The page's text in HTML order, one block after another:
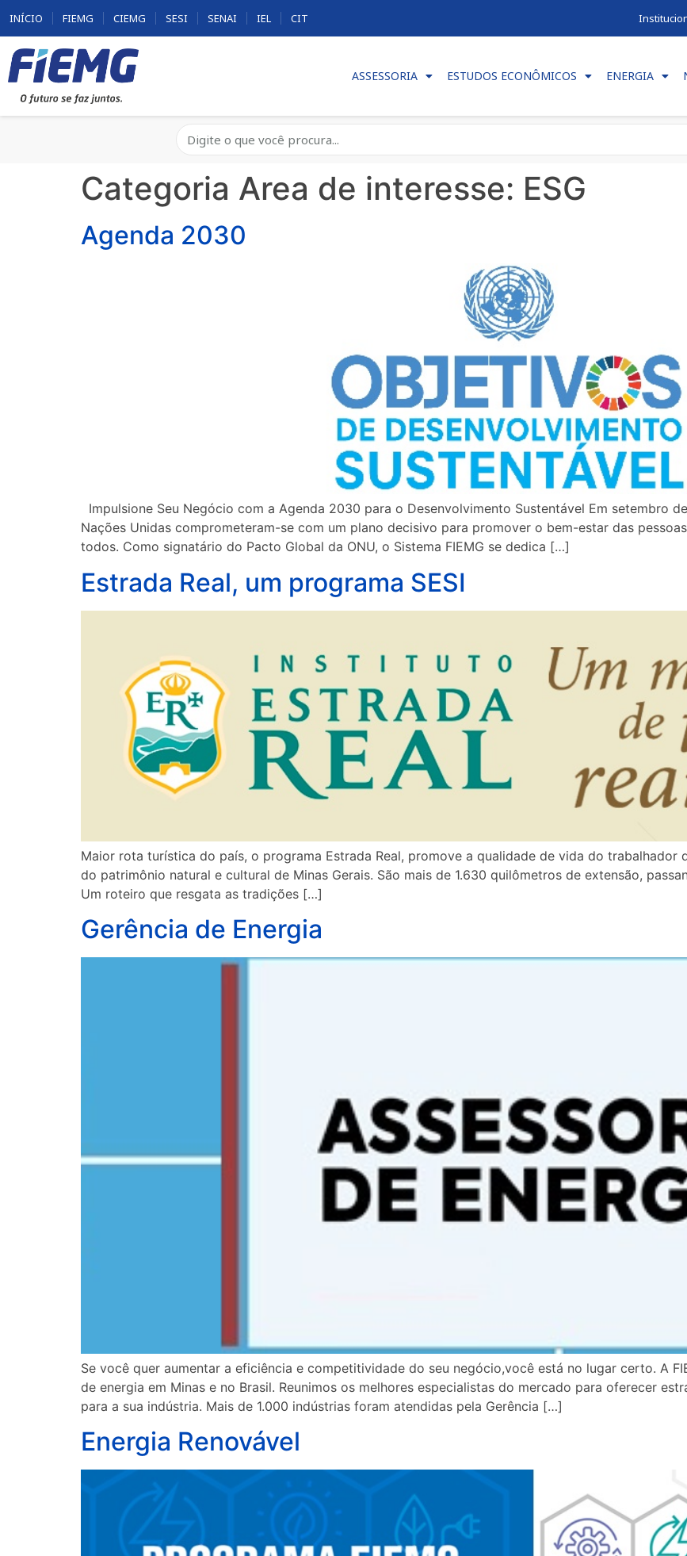
INÍCIO FIEMG CIEMG SESI SENAI IEL CIT
ASSESSORIA ESTUDOS ECONÔMICOS ENERGIA
Categoria Area de interesse: ESG
Agenda 2030
Impulsione Seu Negócio com a Agenda 2030 para o Desenvolvimento Sustentável Em setembro
Nações Unidas comprometeram-se com um plano decisivo para promover o bem-estar das
todos. Como signatário do Pacto Global da ONU, o Sistema FIEMG se dedica […]
Estrada Real, um programa SESI
Maior rota turística do país, o programa Estrada Real, promove a qualidade de vida do
do patrimônio natural e cultural de Minas Gerais. São mais de 1.630 quilômetros de extensão,
Um roteiro que resgata as tradições […]
Gerência de Energia
Se você quer aumentar a eficiência e competitividade do seu negócio,você está no lugar certo. A
de energia em Minas e no Brasil. Reunimos os melhores especialistas do mercado para oferecer
para a sua indústria. Mais de 1.000 indústrias foram atendidas pela Gerência […]
Energia Renovável